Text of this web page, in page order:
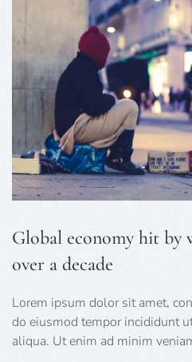
Global economy hit
over a decade
Lorem ipsum dolor sit amet,
do eiusmod tempor incididunt
aliqua. Ut enim ad minim